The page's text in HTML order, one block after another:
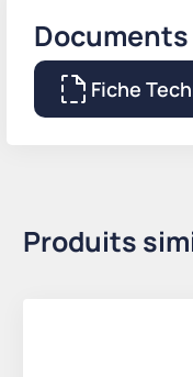
Documents
Fiche
Produits